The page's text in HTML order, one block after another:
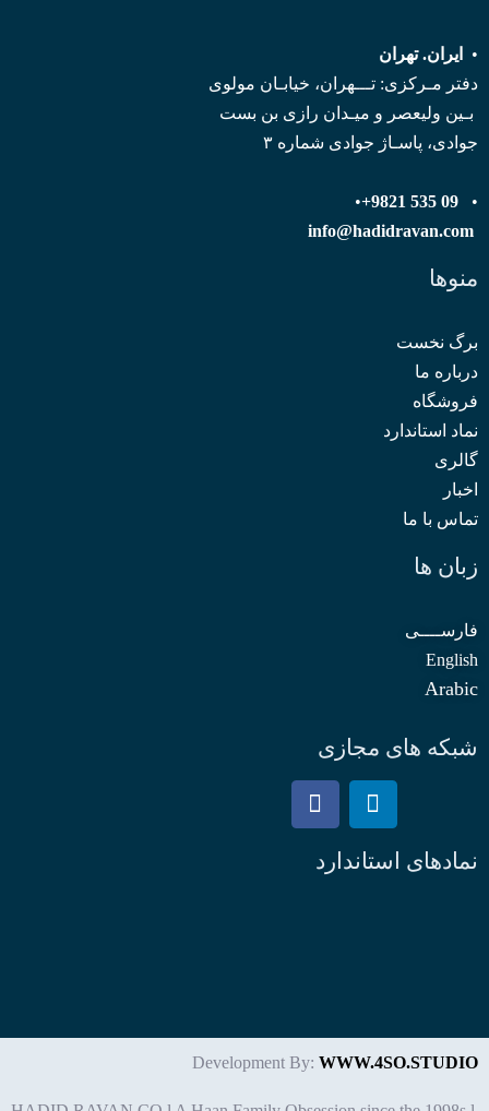
•
ایران. تهران
دفتر مـرکزی: تـــهران، خیابـان مولوی
بـین ولیعصر و میـدان رازی بن بست
جوادی، پاسـاژ جوادی شماره ۳
•
09 535 9821+
•
info@hadidravan.com
منوها
برگ نخست
درباره ما
فروشگاه
نماد استاندارد
گالری
اخبار
تماس با ما
زبان ها
فارســــی
English
Arabic
شبکه های مجازی
نمادهای استاندارد
Development By: WWW.4SO.STUDIO